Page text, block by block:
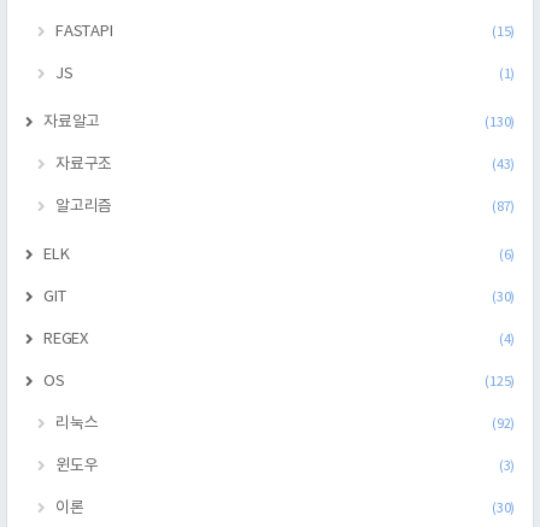
FASTAPI (15)
JS (1)
자료알고 (130)
자료구조 (43)
알고리즘 (87)
ELK (6)
GIT (30)
REGEX (4)
OS (125)
리눅스 (92)
윈도우 (3)
이론 (30)